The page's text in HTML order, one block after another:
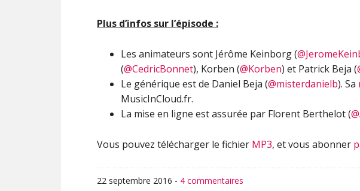
Plus d’infos sur l’épisode :
Les animateurs sont Jérôme Keinborg (
(@CedricBonnet), Korben (@Korben) et Patrick Beja (
Le générique est de Daniel Beja (@misterdanielb). Sa
MusicInCloud.fr.
La mise en ligne est assurée par Florent Berthelot (
Vous pouvez télécharger le fichier MP3, et vous abonner
22 septembre 2016 - 4 commentaires